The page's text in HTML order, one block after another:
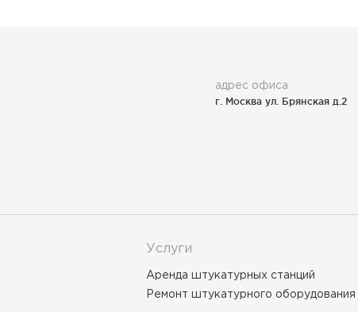
адрес офиса
г. Москва ул. Брянская д.2
Услуги
Аренда штукатурных станций
Ремонт штукатурного оборудования